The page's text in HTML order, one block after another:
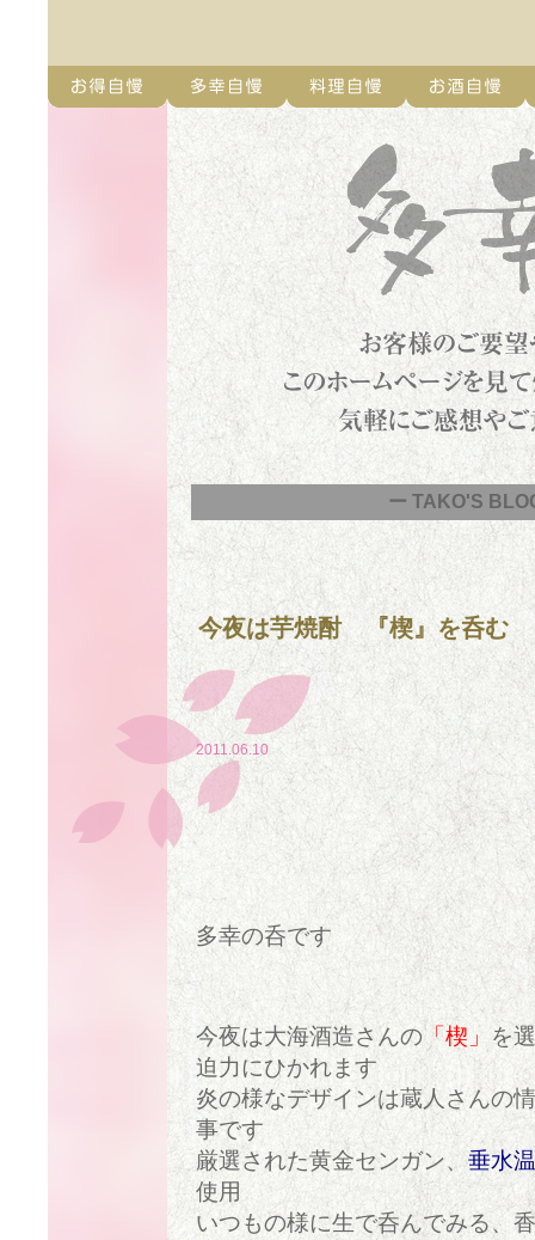
ー TAKO'S
今夜は芋焼酎 『楔』を呑む
2011.06.10
多幸の呑です
今夜は大海酒造さんの「楔」 を
迫力にひかれます
炎の様なデザインは蔵人さんの
事です
厳選された黄金センガン、垂水
使用
いつもの様に生で呑んでみる、